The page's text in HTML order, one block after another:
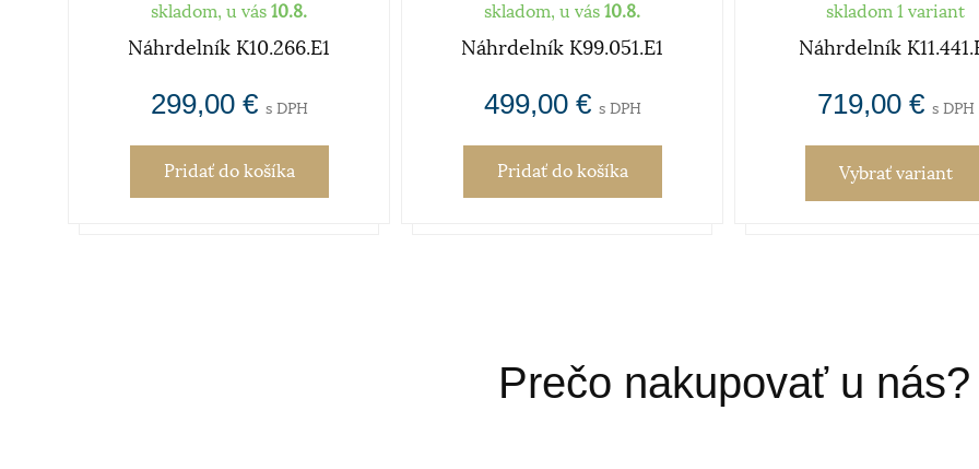
skladom, u vás 10.8.
Náhrdelník K10.266.E1
299,00 € s DPH
Pridaťdo košíka
skladom, u vás 10.8.
Náhrdelník K99.051.E1
499,00 € s DPH
Pridaťdo košíka
skladom 1 variant
Náhrdelník
719,00 € s DPH
Vybrať variant
Prečo nakupovať u nás?